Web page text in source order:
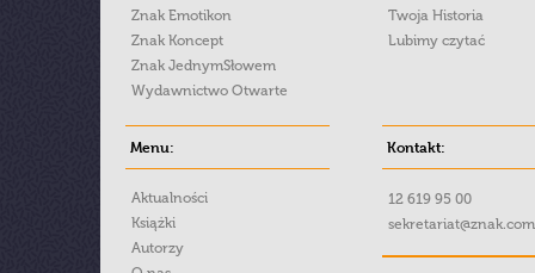
Znak Emotikon
Znak Koncept
Znak JednymSłowem
Wydawnictwo Otwarte
Twoja Historia
Lubimy czytać
Menu:
Aktualności
Książki
Autorzy
Kontakt:
12 619 95 00